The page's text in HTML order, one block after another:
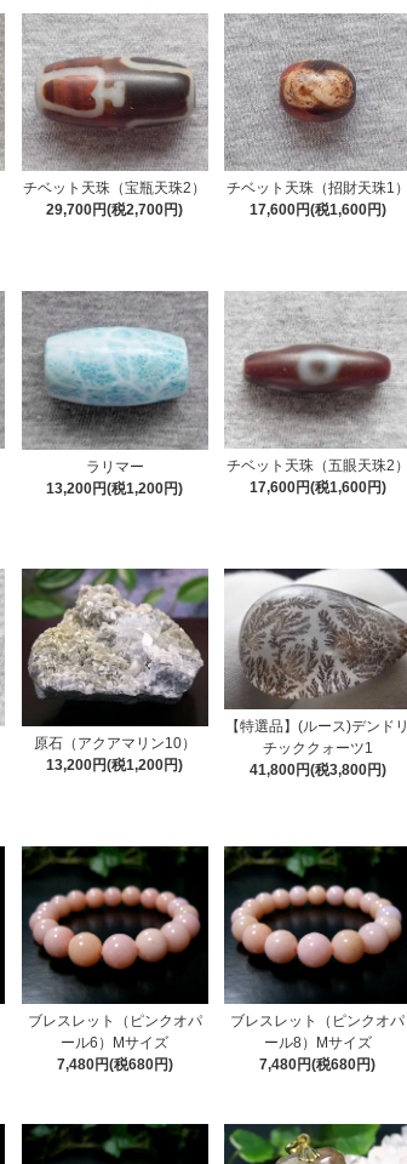
チベット天珠（宝瓶天珠2）
29,700円(税2,700円)
チベット天珠（招財天珠1）
17,600円(税1,600円)
ラリマー
13,200円(税1,200円)
チベット天珠（五眼天珠2）
17,600円(税1,600円)
原石（アクアマリン10）
13,200円(税1,200円)
【特選品】(ルース)デンドリ
チッククォーツ1
41,800円(税3,800円)
ブレスレット（ピンクオパ
ール6）Mサイズ
7,480円(税680円)
ブレスレット（ピンクオパ
ール8）Mサイズ
7,480円(税680円)